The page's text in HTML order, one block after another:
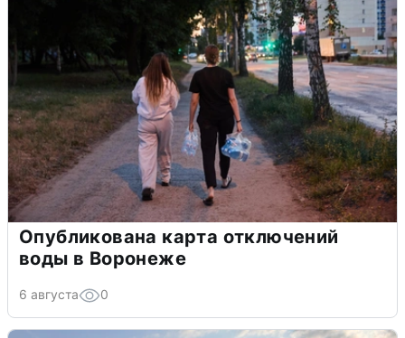
Опубликована карта отключений
воды в Воронеже
6 августа 0